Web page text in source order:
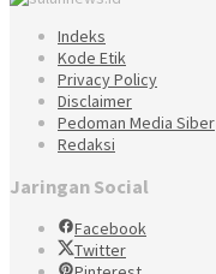
Indeks
Kode Etik
Privacy Policy
Disclaimer
Pedoman Media Siber
Redaksi
Jaringan Social
Facebook
Twitter